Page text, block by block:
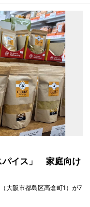
パイス」 家庭向け
大阪市都島区高倉町1）が7